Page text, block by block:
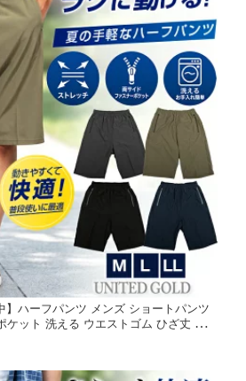
】ハーフパンツ メンズ ショートパンツ
ケット 洗える ウエストゴム ひざ丈 薄手
パンツ ブラック ネイビー グレー カー
ン